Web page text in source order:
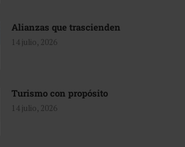
Alianzas que trascienden
14 julio, 2026
Turismo con propósito
14 julio, 2026